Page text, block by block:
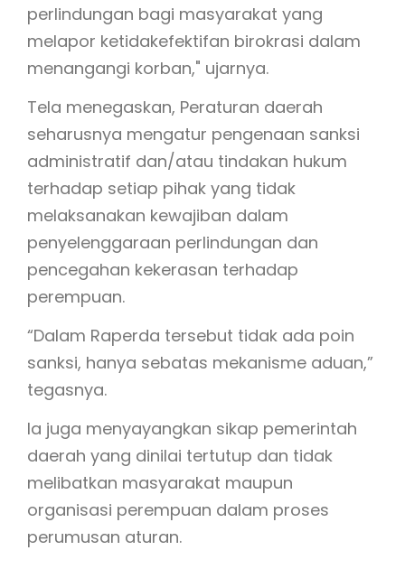
perlindungan bagi masyarakat yang
melapor ketidakefektifan birokrasi dalam
menangangi korban," ujarnya.
Tela menegaskan, Peraturan daerah
seharusnya mengatur pengenaan sanksi
administratif dan/atau tindakan hukum
terhadap setiap pihak yang tidak
melaksanakan kewajiban dalam
penyelenggaraan perlindungan dan
pencegahan kekerasan terhadap
perempuan.
“Dalam Raperda tersebut tidak ada poin
sanksi, hanya sebatas mekanisme aduan,”
tegasnya.
Ia juga menyayangkan sikap pemerintah
daerah yang dinilai tertutup dan tidak
melibatkan masyarakat maupun
organisasi perempuan dalam proses
perumusan aturan.